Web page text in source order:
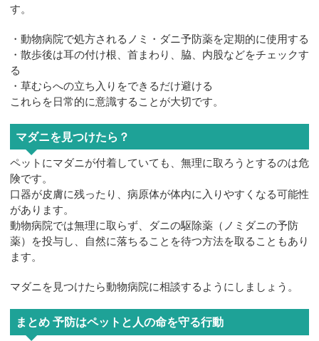
す。
・動物病院で処方されるノミ・ダニ予防薬を定期的に使用する
・散歩後は耳の付け根、首まわり、脇、内股などをチェックす
る
・草むらへの立ち入りをできるだけ避ける
これらを日常的に意識することが大切です。
マダニを見つけたら？
ペットにマダニが付着していても、無理に取ろうとするのは危
険です。
口器が皮膚に残ったり、病原体が体内に入りやすくなる可能性
があります。
動物病院では無理に取らず、ダニの駆除薬（ノミダニの予防
薬）を投与し、自然に落ちることを待つ方法を取ることもあり
ます。
マダニを見つけたら動物病院に相談するようにしましょう。
まとめ 予防はペットと人の命を守る行動